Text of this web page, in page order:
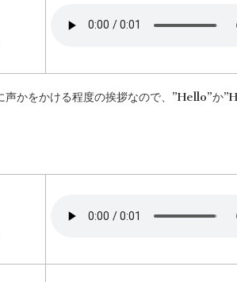
声かをかける程度の挨拶なので、”Hello”か